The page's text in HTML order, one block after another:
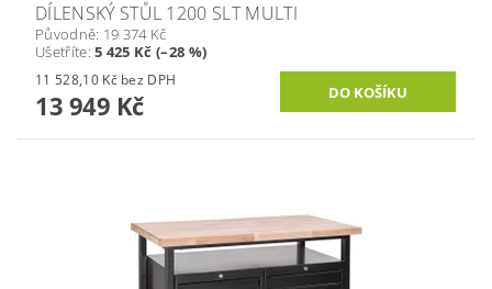
DÍLENSKÝ STŮL 1200 SLT MULTI
Původně: 19 374 Kč
Ušetříte:5 425 Kč (–28 %)
11 528,10 Kč bez DPH
13 949 Kč